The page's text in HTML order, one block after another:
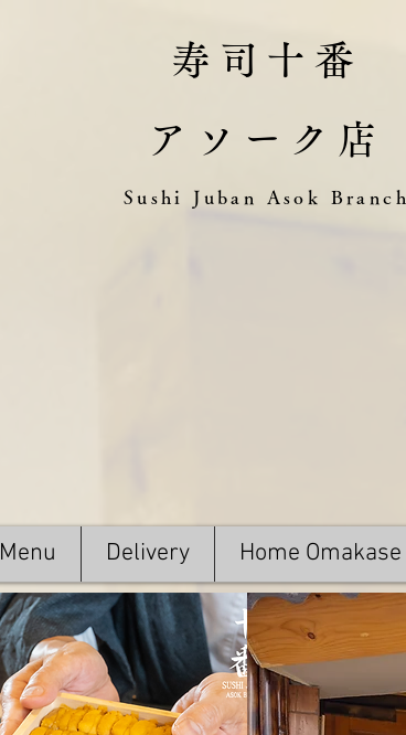
寿司十番
アソーク店
​Sushi Juban Asok Branch
Menu Delivery Home Omakase